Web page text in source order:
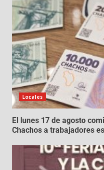
Locales
El lunes 17 de agosto
Chachos a trabajadores